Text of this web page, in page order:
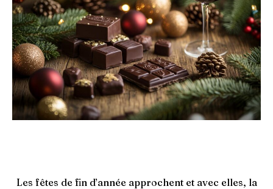
Les fêtes de fin d’année approchent et avec elles, la